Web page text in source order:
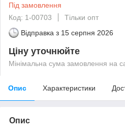
Під замовлення
Код: 1-00703
Тільки опт
Відправка з 15 серпня 2026
Ціну уточнюйте
Мінімальна сума замовлення на
Опис Характеристики
Опис